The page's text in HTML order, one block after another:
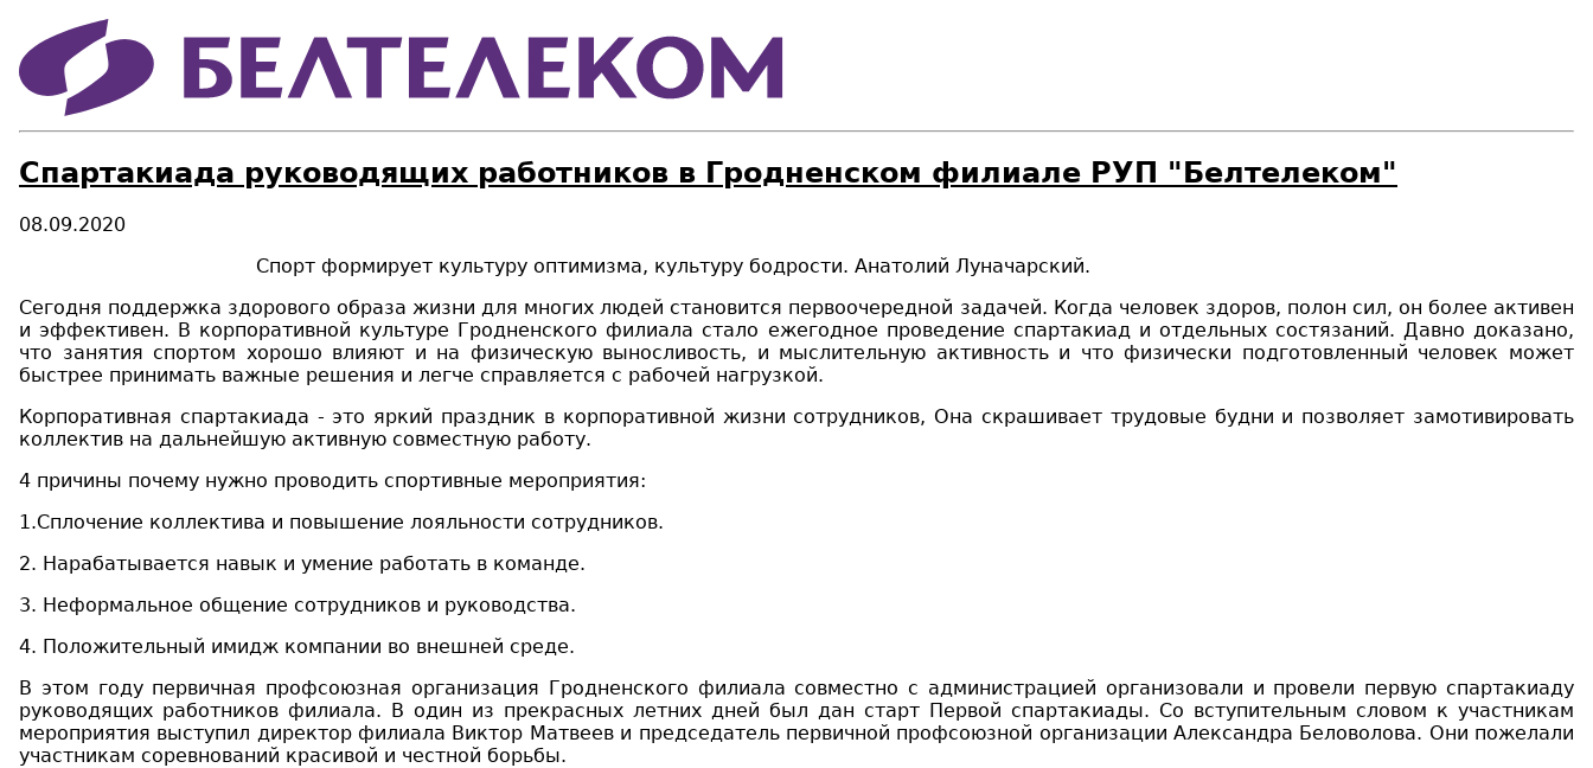
Спартакиада руководящих работников в Гродненском филиале РУП "Белтелеком"
08.09.2020
Спорт формирует культуру оптимизма, культуру бодрости. Анатолий Луначарский.
Сегодня поддержка здорового образа жизни для многих людей становится первоочередной задачей. Когда человек здоров, полон сил, он более активен
и эффективен. В корпоративной культуре Гродненского филиала стало ежегодное проведение спартакиад и отдельных состязаний. Давно доказано,
что занятия спортом хорошо влияют и на физическую выносливость, и мыслительную активностьи что физически подготовленный человек может
быстрее принимать важные решения и легче справляется с рабочей нагрузкой.
Корпоративная спартакиада - это яркий праздник в корпоративной жизни сотрудников, Она скрашиваеттрудовые будни и позволяет замотивировать
коллектив на дальнейшую активную совместную работу.
4 причины почему нужно проводить спортивные мероприятия:
1.Сплочение коллектива и повышение лояльности сотрудников.
2. Нарабатывается навык и умение работать в команде.
3. Неформальное общение сотрудников и руководства.
4. Положительный имидж компании во внешней среде.
В этом году первичная профсоюзная организация Гродненского филиала совместно с администрацией организовали и провели первую спартакиаду
руководящих работников филиала. В один из прекрасных летних дней был дан старт Первой спартакиады. Со вступительным словом к участникам
мероприятия выступил директор филиала Виктор Матвеев и председатель первичной профсоюзной организации Александра Беловолова. Они пожелали
участникам соревнований красивой и честной борьбы.